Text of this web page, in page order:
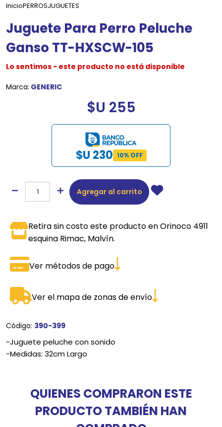
InicioPERROSJUGUETES
Juguete Para Perro Peluche
Ganso TT-HXSCW-105
Lo sentimos - este producto no está disponible
Marca: GENERIC
$U 255
$U 230 10% OFF
Agregar al carrito
Retira sin costo este producto en Orinoco 4911
esquina Rimac, Malvín.
Ver métodos de pago
Ver el mapa de zonas de envío
Código: 390-399
-Juguete peluche con sonido
-Medidas: 32cm Largo
QUIENES COMPRARON ESTE
PRODUCTO TAMBIÉN HAN